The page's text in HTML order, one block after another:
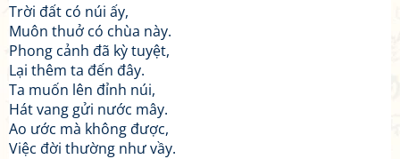
Trời đất có núi ấy,
Muôn thuở có chùa này.
Phong cảnh đã kỳ tuyệt,
Lại thêm ta đến đây.
Ta muốn lên đỉnh núi,
Hát vang gửi nước mây.
Ao ước mà không được,
Việc đời thường như vầy.